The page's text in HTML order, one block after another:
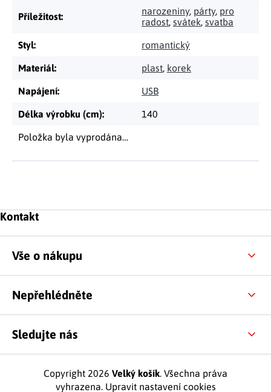
Příležitost: narozeniny, párty, pro
radost, svátek, svatba
Styl: romantický
Materiál: plast, korek
Napájení: USB
Délka výrobku (cm): 140
Položka byla vyprodána…
Zápatí
Kontakt
Vše o nákupu
Nepřehlédněte
Sledujte nás
Copyright 2026 Velký košík. Všechna práva
vyhrazena. Upravit nastavení cookies